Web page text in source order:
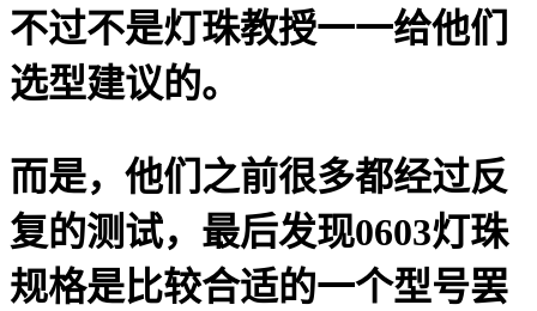
不过不是灯珠教授一一给他们
选型建议的。
而是，他们之前很多都经过反
复的测试，最后发现0603灯珠
规格是比较合适的一个型号罢